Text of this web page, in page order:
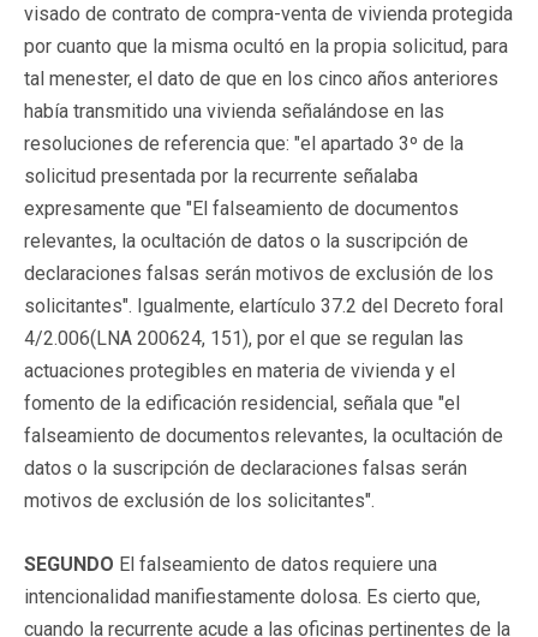
visado de contrato de compra-venta de vivienda protegida
por cuanto que la misma ocultó en la propia solicitud, para
tal menester, el dato de que en los cinco años anteriores
había transmitido una vivienda señalándose en las
resoluciones de referencia que: "el apartado 3º de la
solicitud presentada por la recurrente señalaba
expresamente que "El falseamiento de documentos
relevantes, la ocultación de datos o la suscripción de
declaraciones falsas serán motivos de exclusión de los
solicitantes". Igualmente, elartículo 37.2 del Decreto foral
4/2.006(LNA 200624, 151), por el que se regulan las
actuaciones protegibles en materia de vivienda y el
fomento de la edificación residencial, señala que "el
falseamiento de documentos relevantes, la ocultación de
datos o la suscripción de declaraciones falsas serán
motivos de exclusión de los solicitantes".
SEGUNDO El falseamiento de datos requiere una
intencionalidad manifiestamente dolosa. Es cierto que,
cuando la recurrente acude a las oficinas pertinentes de la